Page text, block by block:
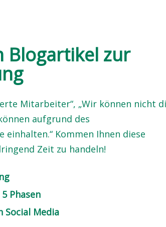
Blogartikel zur
Mitarbeiter“, „Wir können nicht
aufgrund des
Kommen Ihnen diese
Zeit zu handeln!
Phasen
Social Media